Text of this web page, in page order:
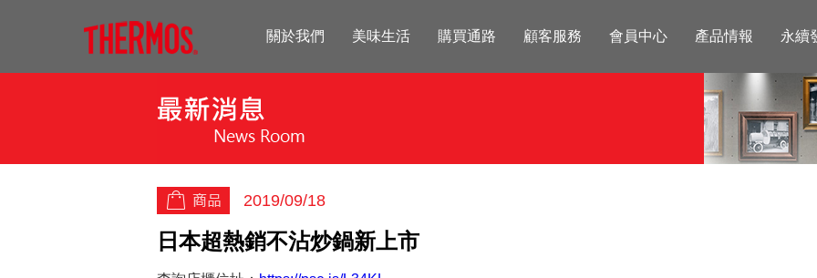
關於我們 美味生活 購買通路 顧客服務 會員中心 產品情報 永續
2019/09/18
日本超熱銷不沾炒鍋新上市